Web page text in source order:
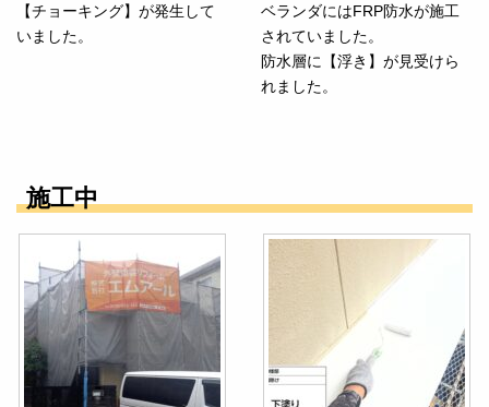
【チョーキング】が発生して
いました。
ベランダにはFRP防水が施工
されていました。
防水層に【浮き】が見受けら
れました。
施工中